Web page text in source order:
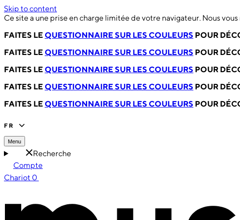
Skip to content
Ce site a une prise en charge limitée de votre navigateur. Nous
FAITES LE QUESTIONNAIRE SUR LES COULEURS POUR
FAITES LE QUESTIONNAIRE SUR LES COULEURS POUR
FAITES LE QUESTIONNAIRE SUR LES COULEURS POUR
FAITES LE QUESTIONNAIRE SUR LES COULEURS POUR
FAITES LE QUESTIONNAIRE SUR LES COULEURS POUR
FR
Menu
Recherche
Compte
Chariot 0